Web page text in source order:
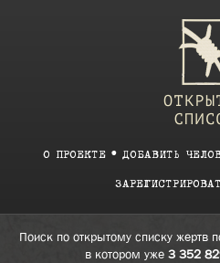
О ПРОЕКТЕ ДОБАВИТЬ
Поиск по открытому списку жертв
в котором уже 3 352